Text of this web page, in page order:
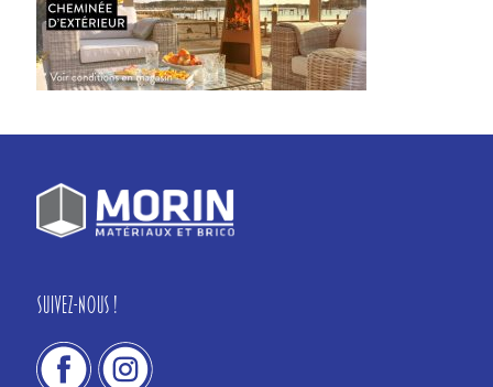
Suivez-nous !